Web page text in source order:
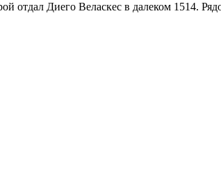
отдал Диего Веласкес в далеком 1514.